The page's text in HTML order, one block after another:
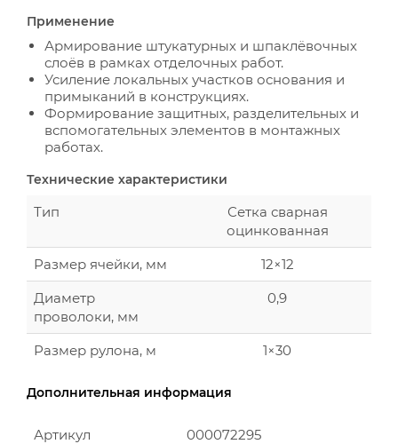
Применение
Армирование штукатурных и шпаклёвочных
слоёв в рамках отделочных работ.
Усиление локальных участков основания и
примыканий в конструкциях.
Формирование защитных, разделительных и
вспомогательных элементов в монтажных
работах.
Технические характеристики
Тип
Сетка сварная
оцинкованная
Размер ячейки, мм
12×12
Диаметр
проволоки, мм
0,9
Размер рулона, м 1×30
Дополнительная информация
Артикул
000072295